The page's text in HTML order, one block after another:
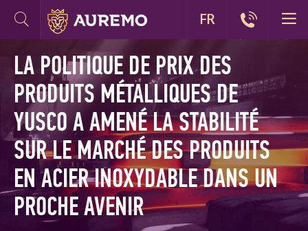
LA POLITIQUE DE PRIX DES
PRODUITS MÉTALLIQUES DE
YUSCO A AMENÉ LA STABILITÉ
SUR LE MARCHÉ DES PRODUITS
EN ACIER INOXYDABLE DANS UN
PROCHE AVENIR
FR